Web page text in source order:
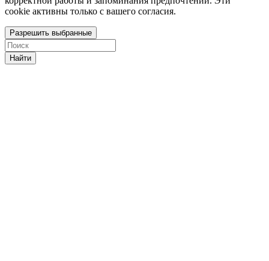
cookie активны только с вашего согласия.
Разрешить выбранные
Найти